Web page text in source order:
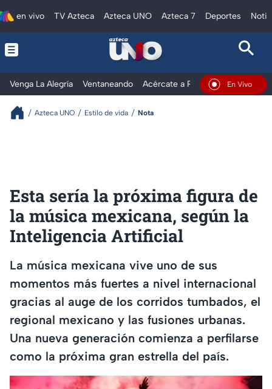
en vivo TV Azteca Azteca UNO Azteca 7 Deportes
Venga La Alegría Ventaneando Acércate a Rocío Al Extremo
En Vivo
Azteca UNO Estilo de vida Nota
Esta sería la próxima figura de
la música mexicana, según la
Inteligencia Artificial
La música mexicana vive uno de sus
momentos más fuertes a nivel internacional
gracias al auge de los corridos tumbados, el
regional mexicano y las fusiones urbanas.
Una nueva generación comienza a perfilarse
como la próxima gran estrella del país.